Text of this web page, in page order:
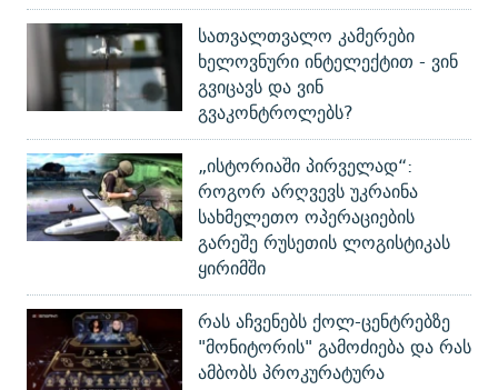
სათვალთვალო კამერები
ხელოვნური ინტელექტით - ვინ
გვიცავს და ვინ
გვაკონტროლებს?
„ისტორიაში პირველად“:
როგორ არღვევს უკრაინა
სახმელეთო ოპერაციების
გარეშე რუსეთის ლოგისტიკას
ყირიმში
რას აჩვენებს ქოლ-ცენტრებზე
"მონიტორის" გამოძიება და რას
ამბობს პროკურატურა